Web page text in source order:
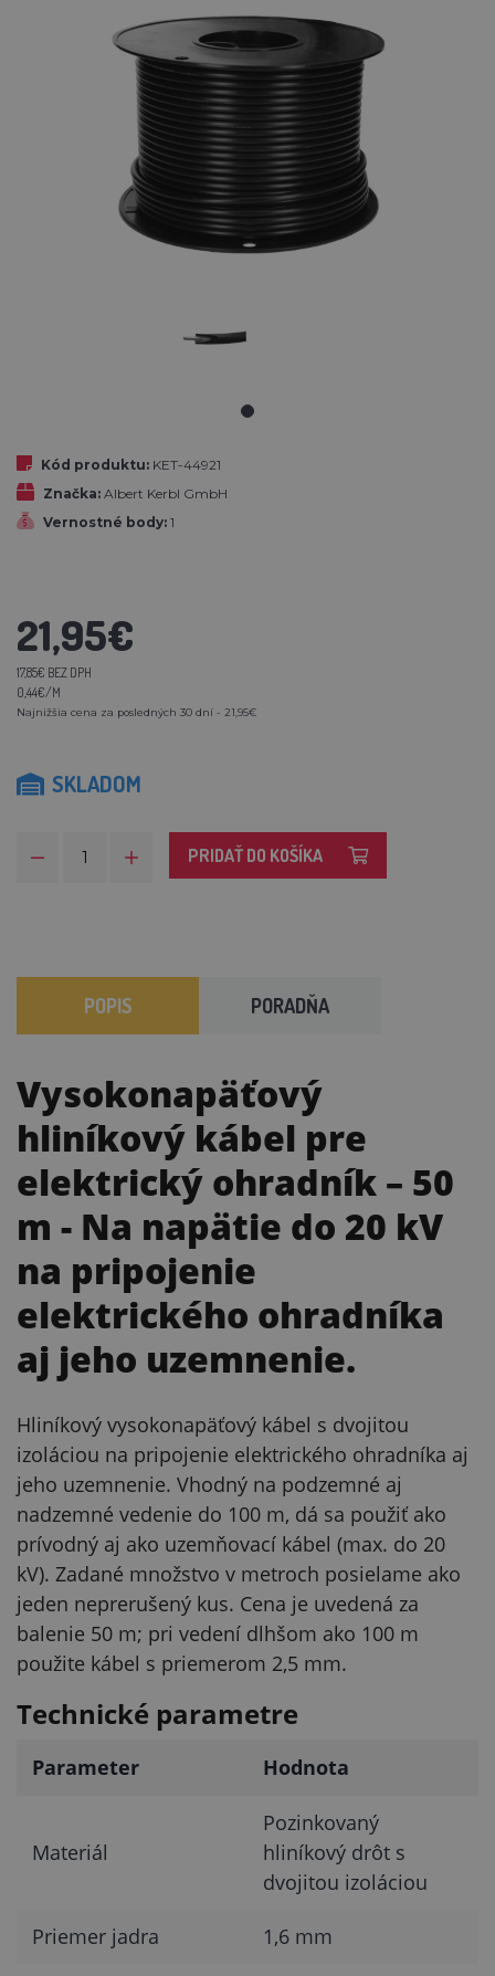
Kód produktu: KET-44921
Značka: Albert Kerbl GmbH
Vernostné body: 1
21,95€
17,85€ BEZ DPH
0,44€/M
Najnižšia cena za posledných 30 dní - 21,95€
SKLADOM
PRIDAŤ DO KOŠÍKA
POPIS PORADŇA
Vysokonapäťový
hliníkový kábel pre
elektrický ohradník – 50
m - Na napätie do 20 kV
na pripojenie
elektrického ohradníka
aj jeho uzemnenie.
Hliníkový vysokonapäťový kábel s dvojitou
izoláciou na pripojenie elektrického ohradníka aj
jeho uzemnenie. Vhodný na podzemné aj
nadzemné vedenie do 100 m, dá sa použiť ako
prívodný aj ako uzemňovací kábel (max. do 20
kV). Zadané množstvo v metroch posielame ako
jeden neprerušený kus. Cena je uvedená za
balenie 50 m; pri vedení dlhšom ako 100 m
použite kábel s priemerom 2,5 mm.
Technické parametre
Parameter Hodnota
Materiál
Pozinkovaný
hliníkový drôt s
dvojitou izoláciou
Priemer jadra 1,6 mm